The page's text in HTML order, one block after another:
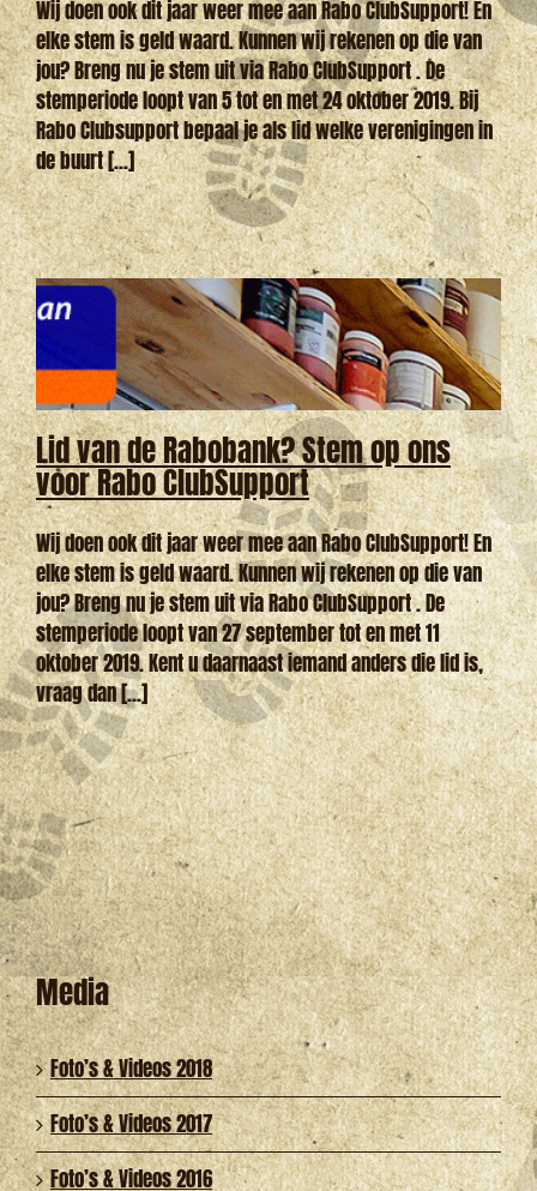
Wij doen ook dit jaar weer mee aan Rabo ClubSupport! En
elke stem is geld waard. Kunnen wij rekenen op die van
jou? Breng nu je stem uit via Rabo ClubSupport . De
stemperiode loopt van 5 tot en met 24 oktober 2019. Bij
Rabo Clubsupport bepaal je als lid welke verenigingen in
de buurt [...]
Lid van de Rabobank? Stem op ons
voor Rabo ClubSupport
Wij doen ook dit jaar weer mee aan Rabo ClubSupport! En
elke stem is geld waard. Kunnen wij rekenen op die van
jou? Breng nu je stem uit via Rabo ClubSupport . De
stemperiode loopt van 27 september tot en met 11
oktober 2019. Kent u daarnaast iemand anders die lid is,
vraag dan [...]
Media
Foto’s & Videos 2018
Foto’s & Videos 2017
Foto’s & Videos 2016